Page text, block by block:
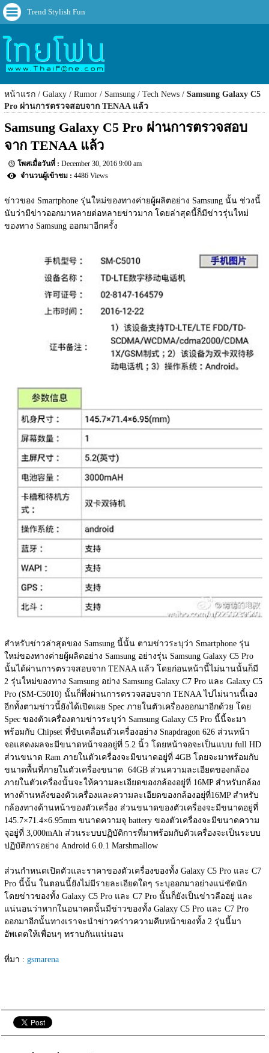
Trend Stylish Fun
หน้าแรก Galaxy Rumor Samsung Tech News
Samsung Galaxy C5
Pro ผ่านการตรวจสอบจาก TENAA แล้ว
Samsung Galaxy C5 Pro ผ่านการตรวจสอบ
จาก TENAA แล้ว
December 30, 2016 9:00 am
4486 Views
ข่าวของ Smartphone รุ่นใหม่ของทางค่ายผู้ผลิตอย่าง Samsung นั้น ช่วงนี้
นับว่ามีข่าวออกมาหลายต่อหลายข่าวมาก โดยล่าสุดนี้ก็มีข่าวรุ่นใหม่
ของทาง Samsung ออกมาอีกครั้ง
สำหรับข่าวล่าสุดของ Samsung นี้นั้น ตามข่าวระบุว่า Smartphone รุ่น
ใหม่ของทางค่ายผู้ผลิตอย่าง Samsung อย่างรุ่น Samsung Galaxy C5 Pro
นั้นได้ผ่านการตรวจสอบจาก TENAA แล้ว โดยก่อนหน้านี้ไม่นานนั้นก็มี
2 รุ่นใหม่ของทาง Samsung อย่าง Samsung Galaxy C7 Pro และ Galaxy C5
Pro (SM-C5010) นั้นก็พึ่งผ่านการตรวจสอบจาก TENAA ไปไม่นานนี้เอง
อีกทั้งตามข่าวนี้ยังได้เปิดเผย Spec ภายในตัวเครื่องออกมาอีกด้วย โดย
Spec ของตัวเครื่องตามข่าวระบุว่า Samsung Galaxy C5 Pro นี้นี้จะมา
พร้อมกับ Chipset ที่ขับเคลื่อนตัวเครื่องอย่าง Snapdragon 626 ส่วนหน้า
จอแสดงผลจะมีขนาดหน้าจออยู่ที่ 5.2 นิ้ว โดยหน้าจอจะเป็นแบบ full HD
ส่วนขนาด Ram ภายในตัวเครื่องจะมีขนาดอยู่ที่ 4GB โดยจะมาพร้อมกับ
ขนาดพื้นที่ภายในตัวเครื่องขนาด  64GB ส่วนความละเอียดของกล้อง
ภายในตัวเครื่องนั้นจะให้ความละเอียดของกล้องอยู่ที่ 16MP สำหรับกล้อง
ทางด้านหลังของตัวเครื่องและความละเอียดของกล้องอยุ่ที่16MP สำหรับ
กล้องทางด้านหน้าของตัวเครื่อง ส่วนขนาดของตัวเครื่องจะมีขนาดอยู่ที่
145.7×71.4×6.95mm ขนาดความจุ battery ของตัวเครื่องจะมีขนาดความ
จุอยู่ที่ 3,000mAh ส่วนระบบปฏิบัติการที่มาพร้อมกับตัวเครื่องจะเป็นระบบ
ปฏิบัติการอย่าง Android 6.0.1 Marshmallow
ส่วนกำหนดเปิดตัวและราคาของตัวเครื่องของทั้ง Galaxy C5 Pro และ C7
Pro นี้นั้น ในตอนนี้ยังไม่มีรายละเอียดใดๆ ระบุออกมาอย่างแน่ชัดนัก
โดยข่าวของทั้ง Galaxy C5 Pro และ C7 Pro นั้นก็ยังเป็นข่าวลืออยู่ และ
แน่นอนว่าหากในอนาคตนั้นมีข่าวของทั้ง Galaxy C5 Pro และ C7 Pro
ออกมาอีกนั้นทางเราจะนำข่าวคร่าวความคืบหน้าของทั้ง 2 รุ่นนี้มา
อัพเดตให้เพื่อนๆ ทราบกันแน่นอน
ที่มา : gsmarena